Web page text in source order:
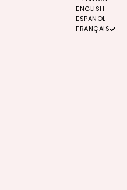
ENGLISH
ESPAÑOL
FRANÇAIS